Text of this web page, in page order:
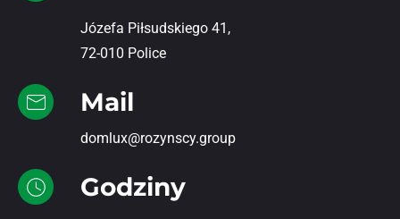
Józefa Piłsudskiego 41,
72-010 Police
Mail
domlux@rozynscy.group
Godziny